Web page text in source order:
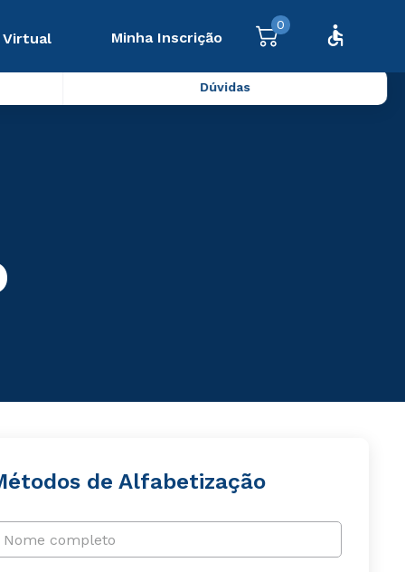
Virtual Minha Inscrição
0
Dúvidas
de Alfabetização
Nome completo